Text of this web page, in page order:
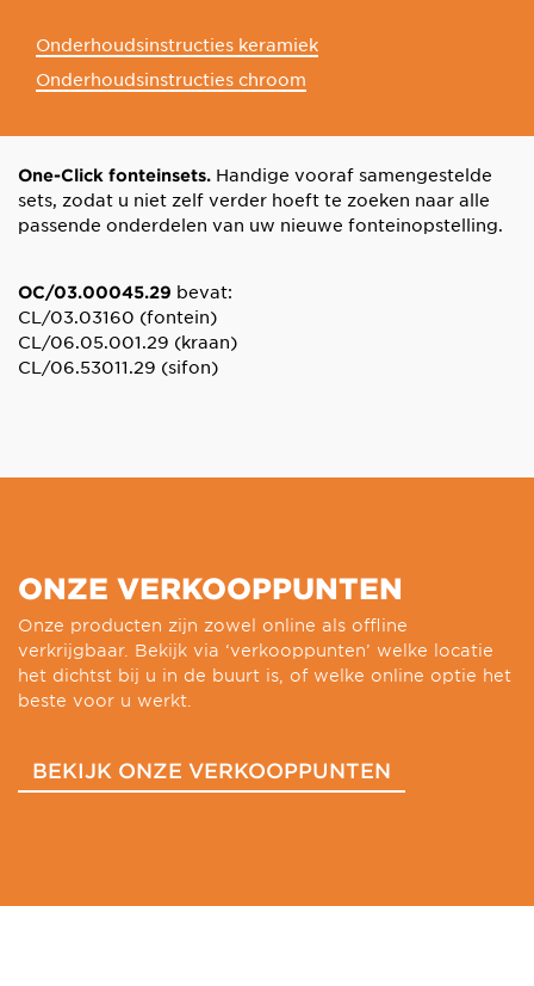
Onderhoudsinstructies keramiek
Onderhoudsinstructies chroom
One-Click fonteinsets. Handige vooraf samengestelde
sets, zodat u niet zelf verder hoeft te zoeken naar alle
passende onderdelen van uw nieuwe fonteinopstelling.
OC/03.00045.29 bevat:
CL/03.03160 (fontein)
CL/06.05.001.29 (kraan)
CL/06.53011.29 (sifon)
ONZE VERKOOPPUNTEN
Onze producten zijn zowel online als offline
verkrijgbaar. Bekijk via ‘verkooppunten’ welke locatie
het dichtst bij u in de buurt is, of welke online optie het
beste voor u werkt.
BEKIJK ONZE VERKOOPPUNTEN